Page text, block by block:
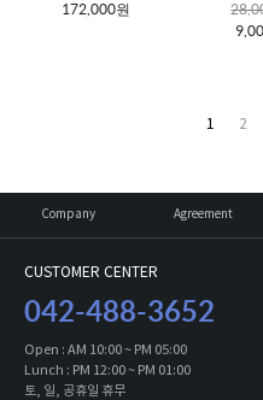
172,000원
1 2
Company Agreement
CUSTOMER CENTER
042-488-3652
Open : AM 10:00 ~ PM 05:00
Lunch : PM 12:00 ~ PM 01:00
토, 일, 공휴일 휴무